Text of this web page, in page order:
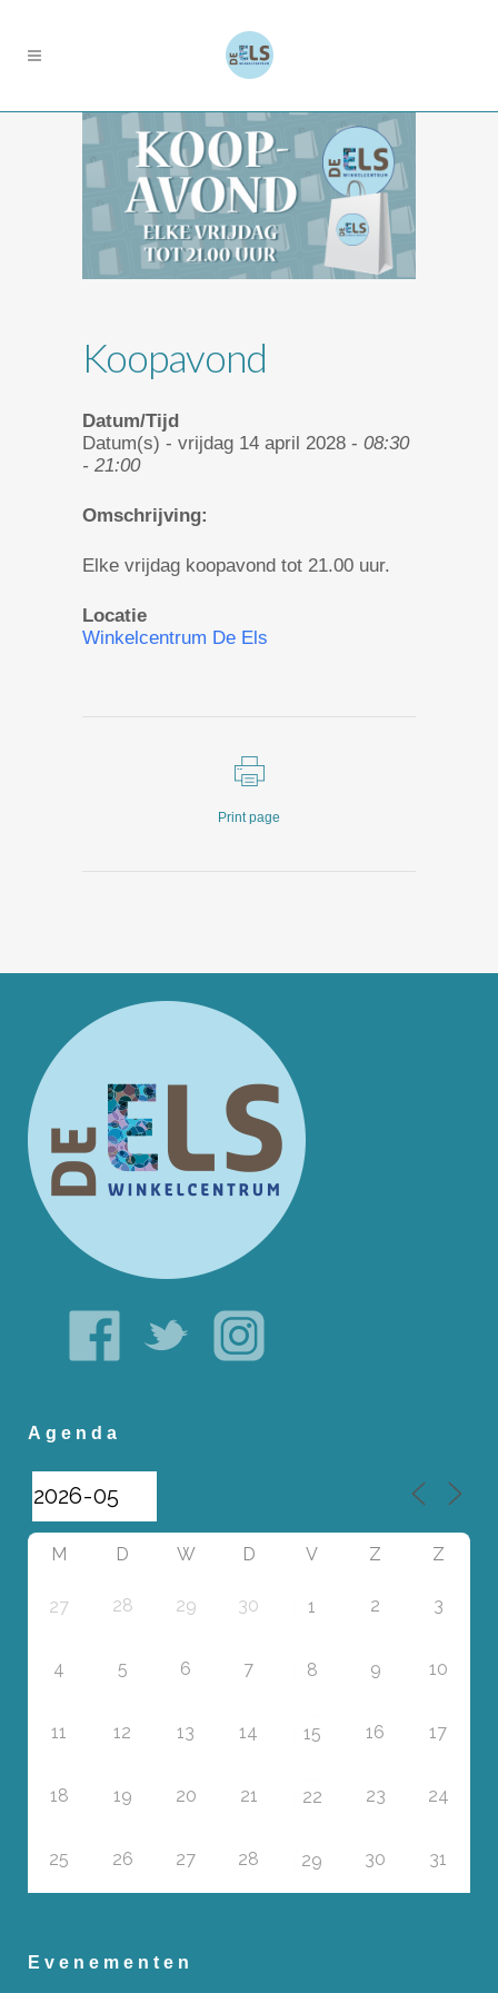
Koopavond
Datum/Tijd
Datum(s) - vrijdag 14 april 2028 - 08:30
- 21:00
Omschrijving:
Elke vrijdag koopavond tot 21.00 uur.
Locatie
Winkelcentrum De Els
Print page
Agenda
M D W D V Z Z
27 28 29 30 1 2 3
4 5 6 7 8 9 10
11 12 13 14 15 16 17
18 19 20 21 22 23 24
25 26 27 28 29 30 31
Evenementen